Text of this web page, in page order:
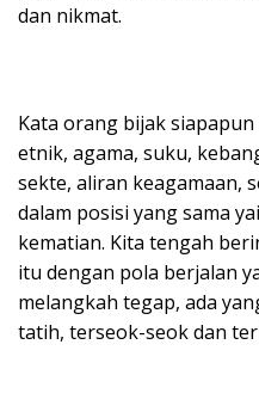
dan nikmat.
Kata orang bijak
etnik, agama, suku,
sekte, aliran keagamaan,
dalam posisi yang sama
kematian. Kita tengah
itu dengan pola berjalan
melangkah tegap, ada
tatih, terseok-seok dan